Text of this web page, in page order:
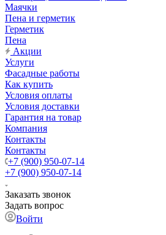
Маячки
Пена и герметик
Герметик
Пена
Акции
Услуги
Фасадные работы
Как купить
Условия оплаты
Условия доставки
Гарантия на товар
Компания
Контакты
Контакты
+7 (900) 950-07-14
+7 (900) 950-07-14
Заказать звонок
Задать вопрос
Войти